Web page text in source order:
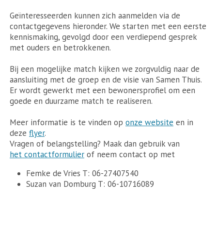
Geïnteresseerden kunnen zich aanmelden via de
contactgegevens hieronder. We starten met een eerste
kennismaking, gevolgd door een verdiepend gesprek
met ouders en betrokkenen.
Bij een mogelijke match kijken we zorgvuldig naar de
aansluiting met de groep en de visie van Samen Thuis.
Er wordt gewerkt met een bewonersprofiel om een
goede en duurzame match te realiseren.
Meer informatie is te vinden op onze website en in
deze flyer.
Vragen of belangstelling? Maak dan gebruik van
het contactformulier of neem contact op met
Femke de Vries T: 06-27407540
Suzan van Domburg T: 06-10716089